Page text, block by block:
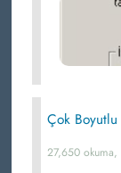
Çok
27,650 okuma,